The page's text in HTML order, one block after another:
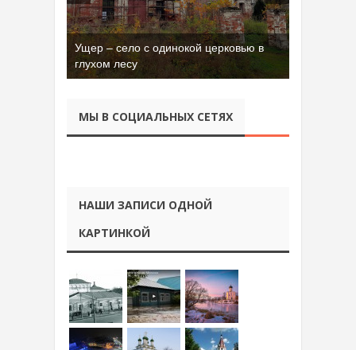
Ущер – село с одинокой церковью в
глухом лесу
МЫ В СОЦИАЛЬНЫХ СЕТЯХ
НАШИ ЗАПИСИ ОДНОЙ
КАРТИНКОЙ